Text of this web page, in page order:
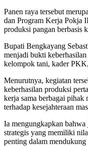
Panen raya tersebut
dan Program Kerja Pokja
produksi pangan berbasis
Bupati Bengkayang
menjadi bukti
kelompok tani, kader
Menurutnya, kegiatan
keberhasilan produksi
kerja sama berbagai
terhadap kesejahteraan
Ia mengungkapkan bahwa
strategis yang memiliki
penting dalam mendukung